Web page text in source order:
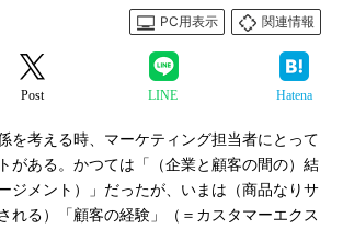
PC用表示
関連情報
Post LINE Hatena
を考える時、マーケティング担当者にとって
がある。かつては「（企業と顧客の間の）結
ジメント）」だったが、いまは（商品なりサ
れる）「顧客の経験」（＝カスタマーエクス